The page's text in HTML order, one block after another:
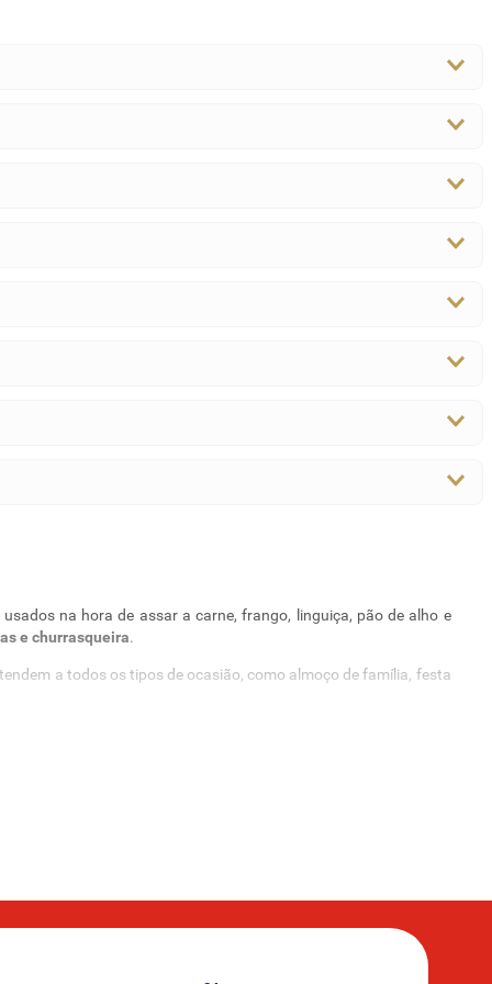
na hora de assar a carne, frango, linguiça, pão de alho e
e churrasqueira.
a todos os tipos de ocasião, como almoço de família, festa
(rotativo, inox, duplo ou kit).
dos utensílios usados. Para ainda evitar o acúmulo de pratos e